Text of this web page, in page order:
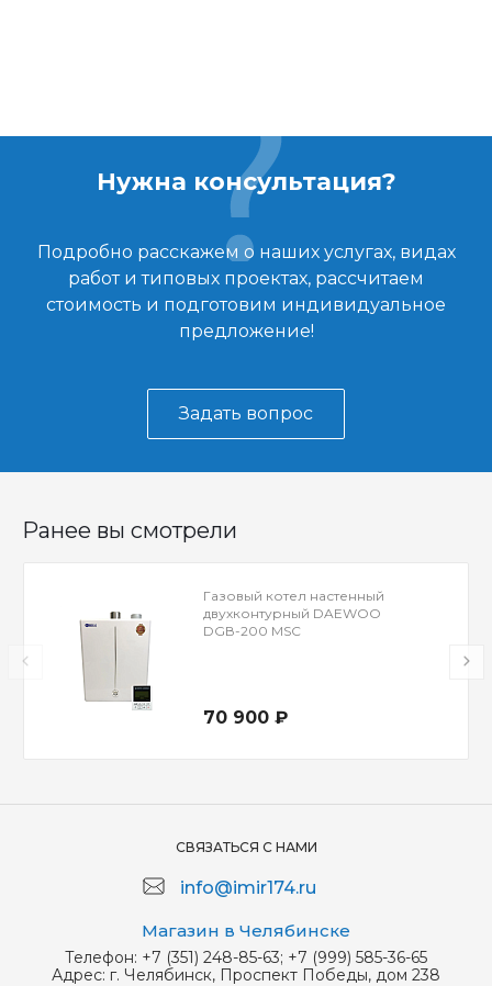
Нужна консультация?
Подробно расскажем о наших услугах, видах
работ и типовых проектах, рассчитаем
стоимость и подготовим индивидуальное
предложение!
Задать вопрос
Ранее вы смотрели
Газовый котел настенный
двухконтурный DAEWOO
DGВ-200 MSC
70 900 ₽
СВЯЗАТЬСЯ С НАМИ
info@imir174.ru
Магазин в Челябинске
Телефон: +7 (351) 248-85-63; +7 (999) 585-36-65
Адрес: г. Челябинск, Проспект Победы, дом 238